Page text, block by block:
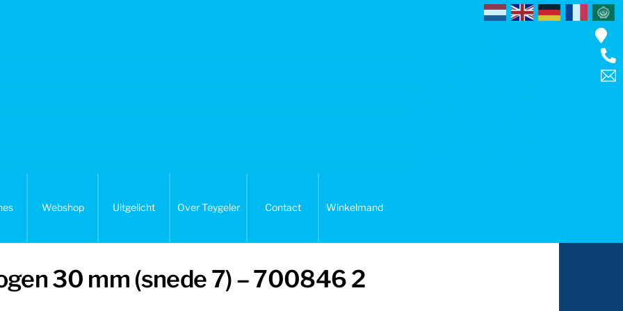
Webshop Uitgelicht Over Teygeler Contact Winkelmand
30 mm (snede 7) – 700846 2